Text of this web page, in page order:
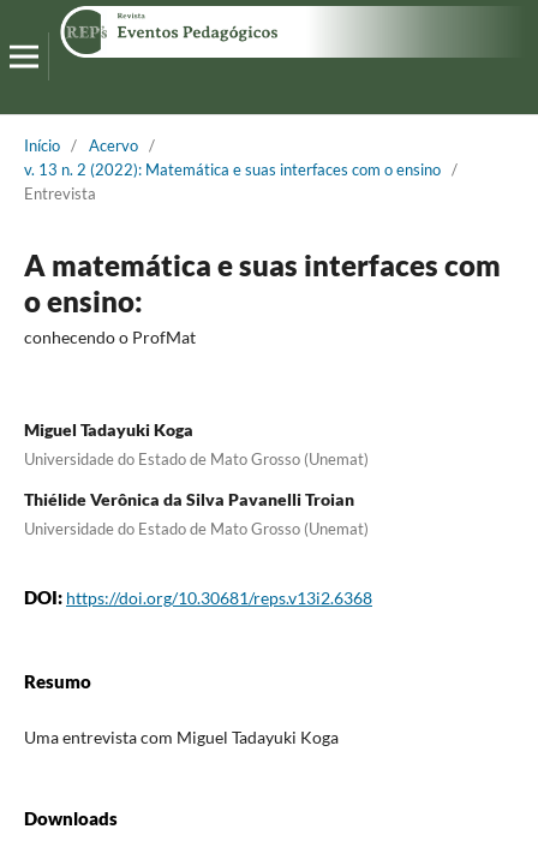
Início / Acervo /
v. 13 n. 2 (2022): Matemática e suas interfaces com o ensino /
Entrevista
A matemática e suas interfaces com
o ensino:
conhecendo o ProfMat
Miguel Tadayuki Koga
Universidade do Estado de Mato Grosso (Unemat)
Thiélide Verônica da Silva Pavanelli Troian
Universidade do Estado de Mato Grosso (Unemat)
DOI: https://doi.org/10.30681/reps.v13i2.6368
Resumo
Uma entrevista com Miguel Tadayuki Koga
Downloads